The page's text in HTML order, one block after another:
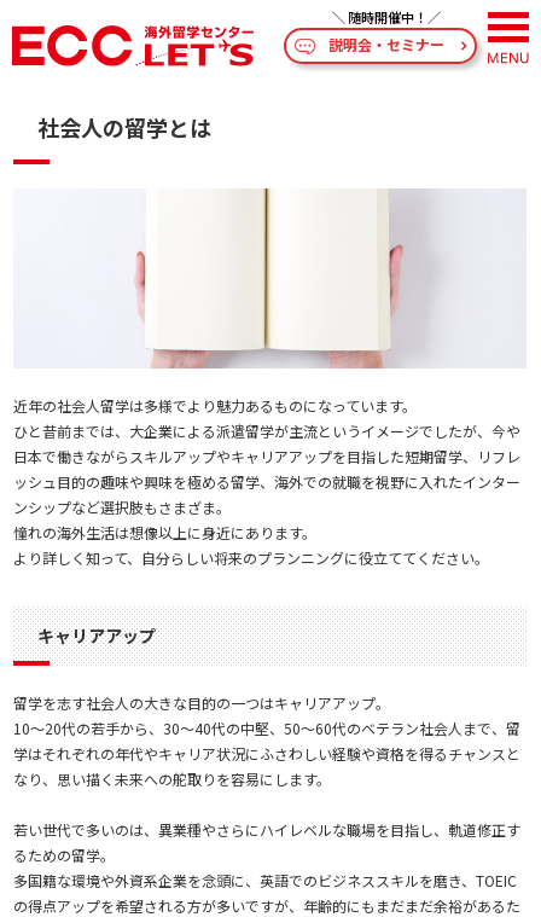
説明会・セミナー
社会人の留学とは
近年の社会人留学は多様でより魅力あるものになっています。
ひと昔前までは、大企業による派遣留学が主流というイメージでしたが、今や
日本で働きながらスキルアップやキャリアアップを目指した短期留学、リフレ
ッシュ目的の趣味や興味を極める留学、海外での就職を視野に入れたインター
ンシップなど選択肢もさまざま。
憧れの海外生活は想像以上に身近にあります。
より詳しく知って、自分らしい将来のプランニングに役立ててください。
キャリアアップ
留学を志す社会人の大きな目的の一つはキャリアアップ。
10～20代の若手から、30～40代の中堅、50～60代のベテラン社会人まで、留
学はそれぞれの年代やキャリア状況にふさわしい経験や資格を得るチャンスと
なり、思い描く未来への舵取りを容易にします。
若い世代で多いのは、異業種やさらにハイレベルな職場を目指し、軌道修正す
るための留学。
多国籍な環境や外資系企業を念頭に、英語でのビジネススキルを磨き、TOEIC
の得点アップを希望される方が多いですが、年齢的にもまだまだ余裕があるた